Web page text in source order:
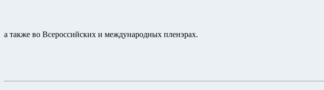
а также во Всероссийских и международных пленэрах.